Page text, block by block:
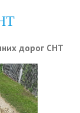
дорог СНТ